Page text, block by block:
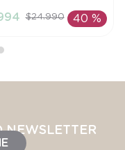
AÑADIR AL
$24.990 40 %
NEWSLETTER